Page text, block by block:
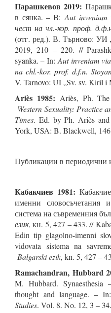
Парашкевов 2019:
в сянка. – В: Aut inveniam
чест на чл.-кор. проф.
(отг. ред.). В. Търново:
2019, 210 – 220. //
syanka. – In:Aut inveniam
na chl.-kor. prof. d.f.n.
V. Tarnovo: UI „Sv. sv. Kiril i
Ariès 1985: Ariès, Ph.
Western Sexuality: Practice
Times. Ed. by Ph. Ariès
York, USA: B. Blackwell,
Публикации в периодични
Кабакчиев 1981:
именни словосъчетания
система на съвременния
език, кн. 5, 427 – 433. //
Edin tip glagolno-imenni
vidovata sistema na
Balgarski ezik, kn. 5, 427 –
Ramachandran, Hubbard
M. Hubbard.
thought and language. –
Studies. Vol. 8. No. 12, 3 – 34.